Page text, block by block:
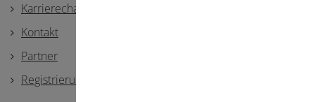
Karrierechancen
Kontakt
Partner
Registrierung